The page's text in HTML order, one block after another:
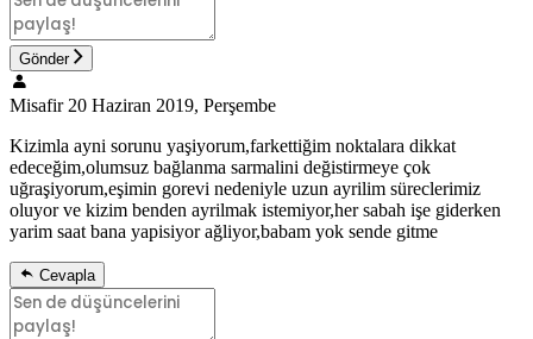
Gönder
Misafir 20 Haziran 2019, Perşembe
Kizimla ayni sorunu yaşiyorum,farkettiğim noktalara dikkat
edeceğim,olumsuz bağlanma sarmalini değistirmeye çok
uğraşiyorum,eşimin gorevi nedeniyle uzun ayrilim süreclerimiz
oluyor ve kizim benden ayrilmak istemiyor,her sabah işe giderken
yarim saat bana yapisiyor ağliyor,babam yok sende gitme
Cevapla